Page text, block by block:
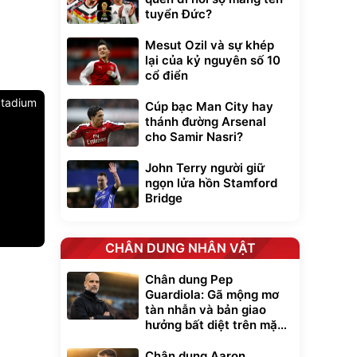
Bụi Lau
-
Unmute
Vali Bamozo
Khung Nhôm
9066 Size
20/24/28 Cao Cấp
1.000.000đ
825.000đ
tuyển Đức?
Mesut Ozil và sự khép
lại của kỷ nguyên số 10
cổ điển
Cúp bạc Man City hay
thánh đường Arsenal
cho Samir Nasri?
John Terry người giữ
ngọn lửa hồn Stamford
Bridge
CHÂN DUNG NHÂN VẬT
Chân dung Pep
Guardiola: Gã mộng mơ
tàn nhẫn và bản giao
hưởng bất diệt trên mặt